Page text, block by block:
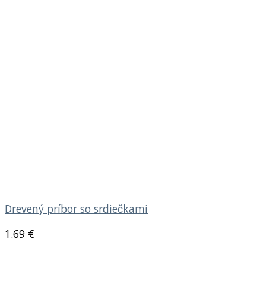
Drevený príbor so srdiečkami
1.69 €